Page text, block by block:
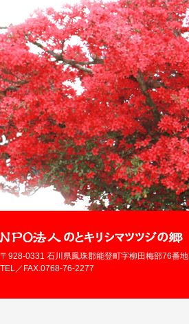
〒928-0331 石川県鳳珠郡能登町字柳田梅部76番地
TEL／FAX.0768-76-2277